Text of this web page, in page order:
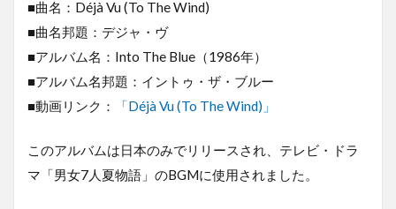
■曲名：Déjà Vu (To The Wind)
■曲名邦題：デジャ・ヴ
■アルバム名：Into The Blue（1986年）
■アルバム名邦題：イントゥ・ザ・ブルー
■動画リンク：
「Déjà Vu (To The Wind)」
このアルバムは日本のみでリリースされ、テレビ・ドラ
マ「男女7人夏物語」のBGMに使用されました。